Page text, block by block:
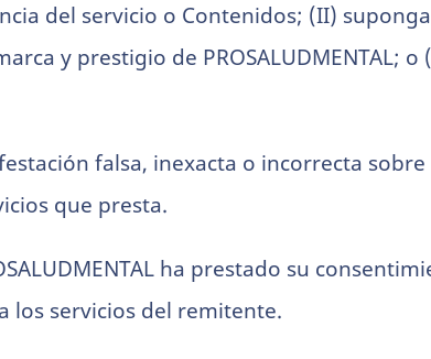
del servicio o Contenidos; (II)
y prestigio de PROSALUDMENTAL; o
falsa, inexacta o incorrecta sobre
que presta.
ha prestado su
los servicios del remitente.